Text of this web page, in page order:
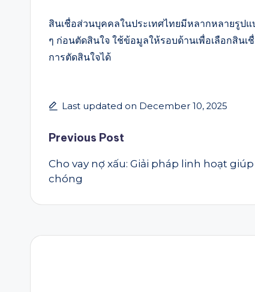
สินเชื่อส่วนบุคคลในประเทศไทยมีหลากหลายรูปแ
ๆ ก่อนตัดสินใจ ใช้ข้อมูลให้รอบด้านเพื่อเลือกสินเ
การตัดสินใจได้
Last updated on December 10, 2025
Post
navigation
Previous Post
Cho vay nợ xấu: Giải pháp linh hoạt
chóng